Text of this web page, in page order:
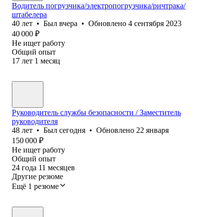
Водитель погрузчика/электропогрузчика/ричтрака/
штабелера
40 лет • Был вчера • Обновлено 4 сентября 2023
40 000 ₽
Не ищет работу
Общий опыт
17 лет 1 месяц
Руководитель службы безопасности / Заместитель
руководителя
48 лет • Был сегодня • Обновлено 22 января
150 000 ₽
Не ищет работу
Общий опыт
24 года 11 месяцев
Другие резюме
Ещё 1 резюме